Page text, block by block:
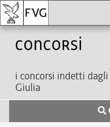
Concorsi
i concorsi indetti
Giulia